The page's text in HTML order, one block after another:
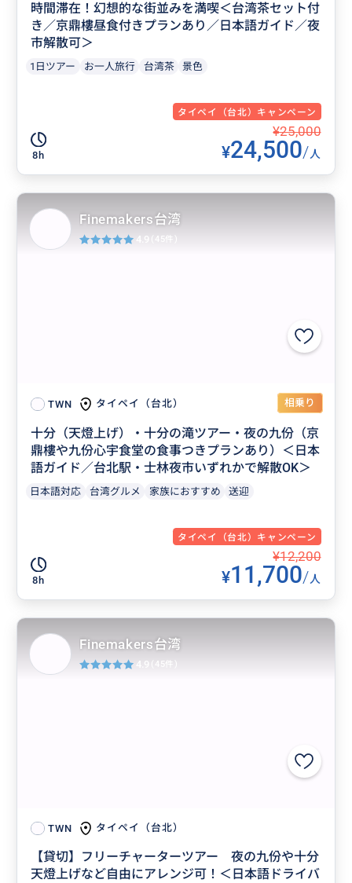
時間滞在！幻想的な街並みを満喫＜台湾茶セット付
き／京鼎樓昼食付きプランあり／日本語ガイド／夜
市解散可＞
1日ツアー お一人旅行 台湾茶 景色
タイペイ（台北）キャンペーン
8h
¥25,000
¥24,500/人
TWN タイペイ（台北） 相乗り
十分（天燈上げ）・十分の滝ツアー・夜の九份（京
鼎樓や九份心宇食堂の食事つきプランあり）＜日本
語ガイド／台北駅・士林夜市いずれかで解散OK＞
日本語対応 台湾グルメ 家族におすすめ 送迎
タイペイ（台北）キャンペーン
8h
¥12,200
¥11,700/人
Finemakers台湾
4.9 (45件)
TWN タイペイ（台北）
【貸切】フリーチャーターツアー 夜の九份や十分
天燈上げなど自由にアレンジ可！＜日本語ドライバ
Finemakers台湾
4.9 (45件)